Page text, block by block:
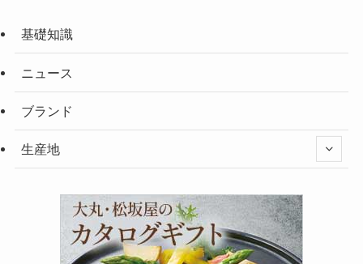
基礎知識
ニュース
ブランド
生産地